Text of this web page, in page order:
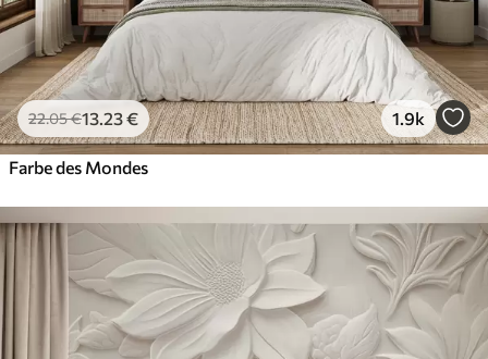
22.05€13 .23€ 1.9k
Farbe des Mondes